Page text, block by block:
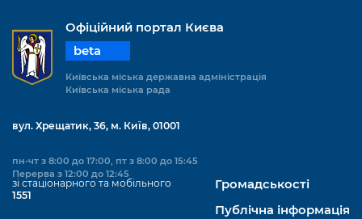
Офіційний портал Києва
beta
Київська міська державна адміністрація
Київська міська рада
вул. Хрещатик, 36, м. Київ, 01001
пн-чт з 8:00 до 17:00, пт з 8:00 до 15:45
Перерва з 12:00 до 12:45
зі стаціонарного та мобільного
1551
Громадськості
Публічна інформація